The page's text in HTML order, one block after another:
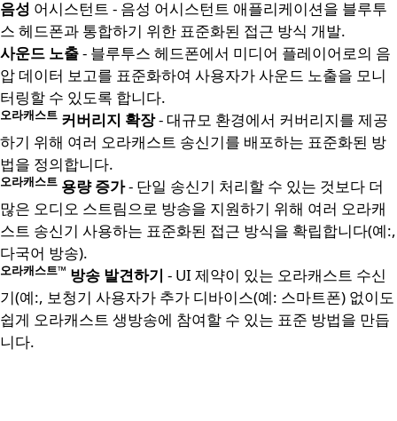
음성 어시스턴트 - 음성 어시스턴트 애플리케이션을 블루투
스 헤드폰과 통합하기 위한 표준화된 접근 방식 개발.
사운드 노출- 블루투스 헤드폰에서 미디어 플레이어로의 음
압 데이터 보고를 표준화하여 사용자가 사운드 노출을 모니
터링할 수 있도록 합니다.
오라캐스트 커버리지 확장- 대규모 환경에서 커버리지를 제공
하기 위해 여러 오라캐스트 송신기를 배포하는 표준화된 방
법을 정의합니다.
오라캐스트 용량 증가- 단일 송신기 처리할 수 있는 것보다 더
많은 오디오 스트림으로 방송을 지원하기 위해 여러 오라캐
스트 송신기 사용하는 표준화된 접근 방식을 확립합니다(예:,
다국어 방송).
오라캐스트™ 방송 발견하기 - UI 제약이 있는 오라캐스트 수신
기(예:, 보청기 사용자가 추가 디바이스(예: 스마트폰) 없이도
쉽게 오라캐스트 생방송에 참여할 수 있는 표준 방법을 만듭
니다.